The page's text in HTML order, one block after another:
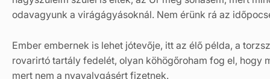
odavagyunk a virágágyásoknál. Nem érünk rá az
Ember embernek is lehet jótevője, itt az élő példa, a
rovarirtó tartály fedelét, olyan köhögőroham fog el, hogy
mert nem a nyavalygásért fizetnek.